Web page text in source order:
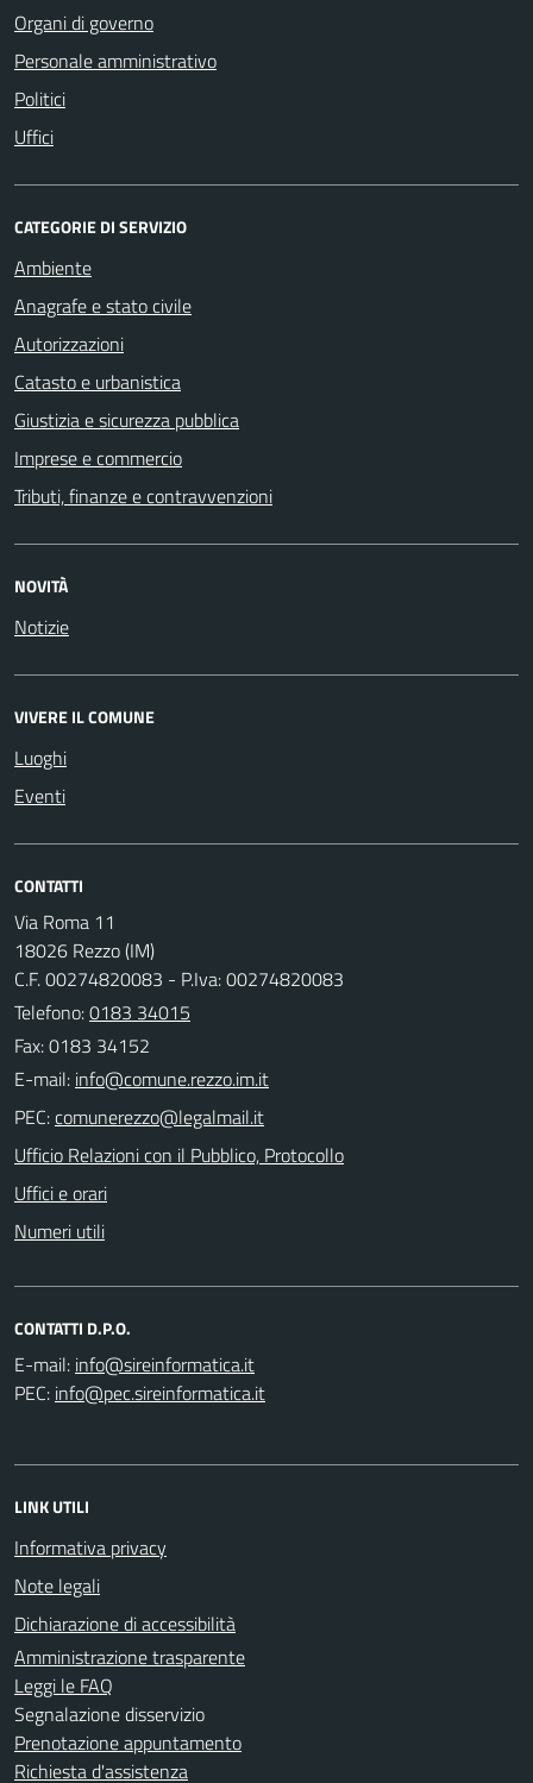
Organi di governo
Personale amministrativo
Politici
Uffici
CATEGORIE DI SERVIZIO
Ambiente
Anagrafe e stato civile
Autorizzazioni
Catasto e urbanistica
Giustizia e sicurezza pubblica
Imprese e commercio
Tributi, finanze e contravvenzioni
NOVITÀ
Notizie
VIVERE IL COMUNE
Luoghi
Eventi
CONTATTI
Via Roma 11
18026 Rezzo (IM)
C.F. 00274820083 - P.Iva: 00274820083
Telefono:0183 34015
Fax: 0183 34152
E-mail:
PEC:
Ufficio Relazioni con il Pubblico, Protocollo
Uffici e orari
Numeri utili
CONTATTI D.P.O.
E-mail:
PEC:
LINK UTILI
Informativa privacy
Note legali
Dichiarazione di accessibilità
Amministrazione trasparente
Leggi le FAQ
Segnalazione disservizio
Prenotazione appuntamento
Richiesta d'assistenza